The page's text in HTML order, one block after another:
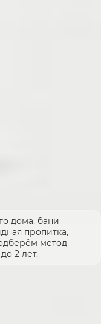
дома, бани
пропитка,
метод
2 лет.